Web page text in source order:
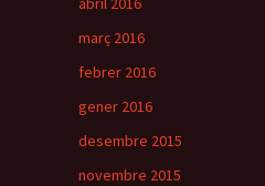
març 2016
febrer 2016
gener 2016
desembre 2015
novembre 2015